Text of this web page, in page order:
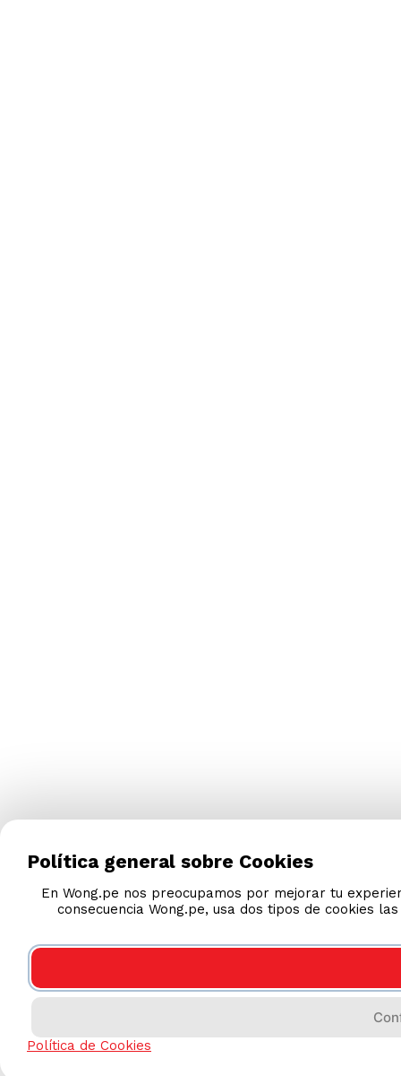
Política general sobre Cookies
En Wong.pe nos preocupamos por mejorar tu
consecuencia Wong.pe, usa dos tipos de cookies
Política de Cookies